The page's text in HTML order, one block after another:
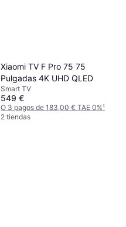
Xiaomi TV F Pro 75 75
Pulgadas 4K UHD QLED
Smart TV
549 €
O 3 pagos de 183,00 € TAE 0%¹
2 tiendas